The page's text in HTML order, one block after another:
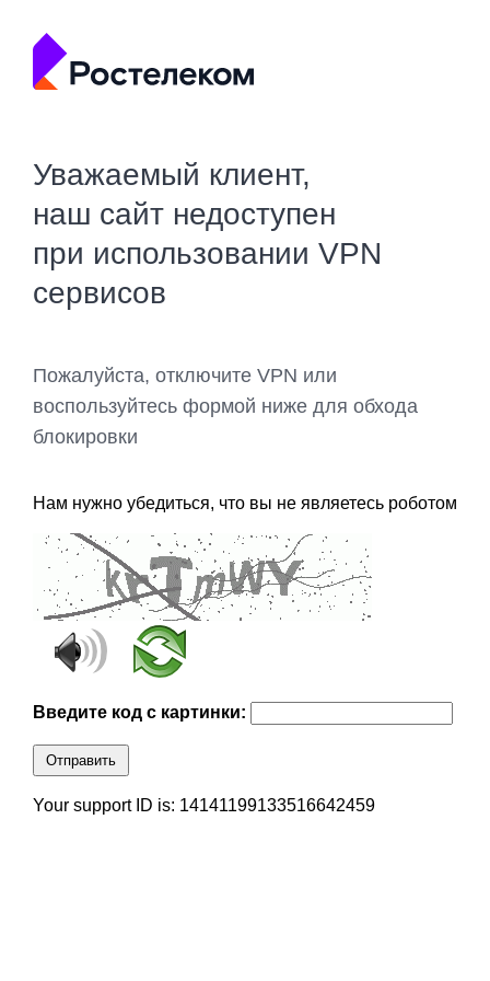
Уважаемый клиент,
наш сайт недоступен
при использовании VPN
сервисов
Пожалуйста, отключите VPN или
воспользуйтесь формой ниже для обхода
блокировки
Нам нужно убедиться, что вы не являетесь роботом
Введите код с картинки:
Отправить
Your support ID is: 14141199133516642459